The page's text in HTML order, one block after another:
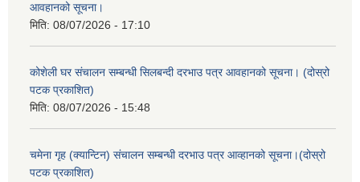
आवहानको सूचना।
मिति: 08/07/2026 - 17:10
कोशेली घर संचालन सम्बन्धी सिलबन्दी दरभाउ पत्र आवहानको सूचना। (दोस्रो
पटक प्रकाशित)
मिति: 08/07/2026 - 15:48
चमेना गृह (क्यान्टिन) संचालन सम्बन्धी दरभाउ पत्र आव्हानको सूचना।(दोस्रो
पटक प्रकाशित)